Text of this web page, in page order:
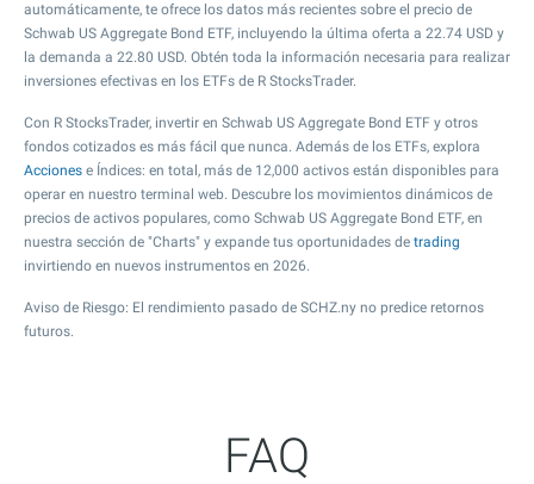
automáticamente, te ofrece los datos más recientes sobre el precio de
Schwab US Aggregate Bond ETF, incluyendo la última oferta a 22.74 USD y
la demanda a 22.80 USD. Obtén toda la información necesaria para realizar
inversiones efectivas en los ETFs de R StocksTrader.
Con R StocksTrader, invertir en Schwab US Aggregate Bond ETF y otros
fondos cotizados es más fácil que nunca. Además de los ETFs, explora
Acciones e Índices: en total, más de 12,000 activos están disponibles para
operar en nuestro terminal web. Descubre los movimientos dinámicos de
precios de activos populares, como Schwab US Aggregate Bond ETF, en
nuestra sección de "Charts" y expande tus oportunidades de trading
invirtiendo en nuevos instrumentos en 2026.
Aviso de Riesgo: El rendimiento pasado de SCHZ.ny no predice retornos
futuros.
FAQ